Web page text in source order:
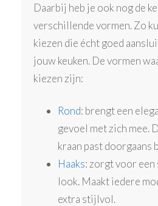
Daarbij heb je ook nog de
verschillende vormen. Zo
kiezen die écht goed
jouw keuken. De vormen
kiezen zijn:
Rond: brengt een
gevoel met zich mee.
kraan past doorgaans
Haaks: zorgt voor een
look. Maakt iedere
extra stijlvol.